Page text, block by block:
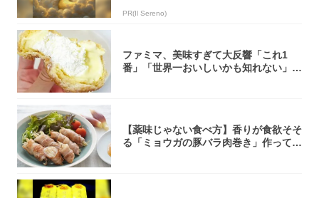
PR(Il Sereno)
ファミマ、美味すぎて大反響「これ1
番」「世界一おいしいかも知れない」
【薬味じゃない食べ方】香りが食欲そそ
る「ミョウガの豚バラ肉巻き」作ってみ